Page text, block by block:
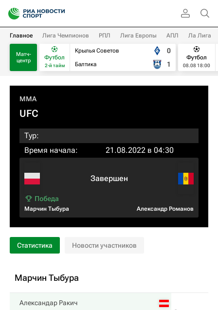
Главное Лига Чемпионов РПЛ Лига Европы АПЛ Ла Лига
Матч-
центр
Футбол
2-й тайм
Крылья Советов
Балтика
0
1
Футбол
08.08 18:00
MMA
UFC
Тур:
Время начала:
21.08.2022 в 04:30
Марчин Тыбура
Завершен
Александр Романов
Статистика Новости участников
Марчин Тыбура
Александар Ракич